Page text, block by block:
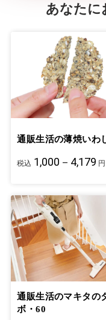
あなたに
通販生活の薄焼いわ
税込 1,000－4,179 円
通販生活のマキタの
ボ・60